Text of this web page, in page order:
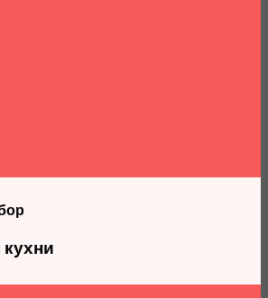
кухни